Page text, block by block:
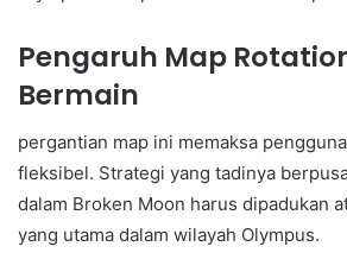
Pengaruh Map
Bermain
pergantian map ini memaksa
fleksibel. Strategi yang tadinya
dalam Broken Moon harus dipadukan
yang utama dalam wilayah Olympus.